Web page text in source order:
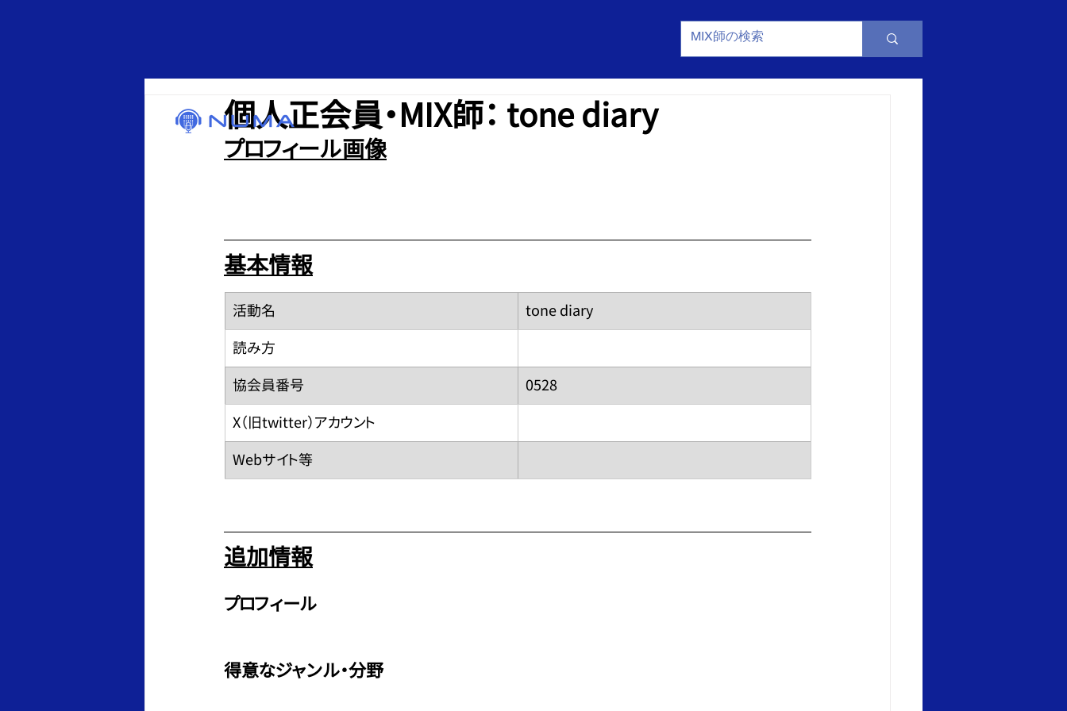
個人正会員・MIX師： tone diary
プロフィール画像
基本情報
​活動名
tone diary
読み方
​協会員番号
0528
​X（旧twitter）アカウント
​Webサイト等
追加情報
プロフィール
得意なジャンル・分野